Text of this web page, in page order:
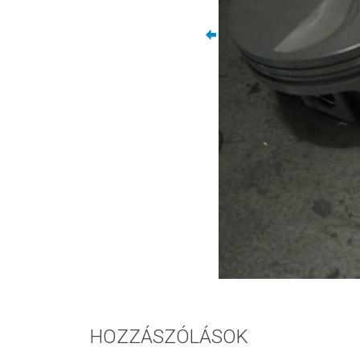
HOZZÁSZÓLÁSOK